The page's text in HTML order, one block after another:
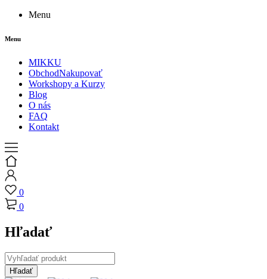
Menu
Menu
MIKKU
ObchodNakupovať
Workshopy a Kurzy
Blog
O nás
FAQ
Kontakt
0
0
Hľadať